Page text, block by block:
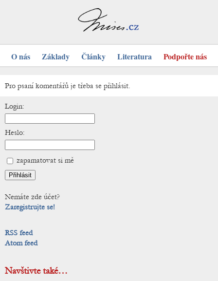
O nás Základy Články Literatura Podpořte nás
Pro psaní komentářů je třeba se přihlásit.
Login:
Heslo:
zapamatovat si mě
Nemáte zde účet?
Zaregistrujte se!
RSS feed
Atom feed
Navštivte také…